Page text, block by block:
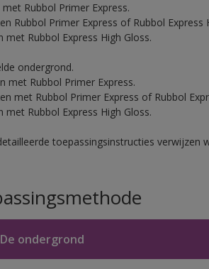
Rubbol Primer Express.
Rubbol Primer Express of Rubbol Express
met Rubbol Express High Gloss.
ondergrond.
met Rubbol Primer Express.
met Rubbol Primer Express of Rubbol
met Rubbol Express High Gloss.
toepassingsinstructies verwijzen
De ondergrond